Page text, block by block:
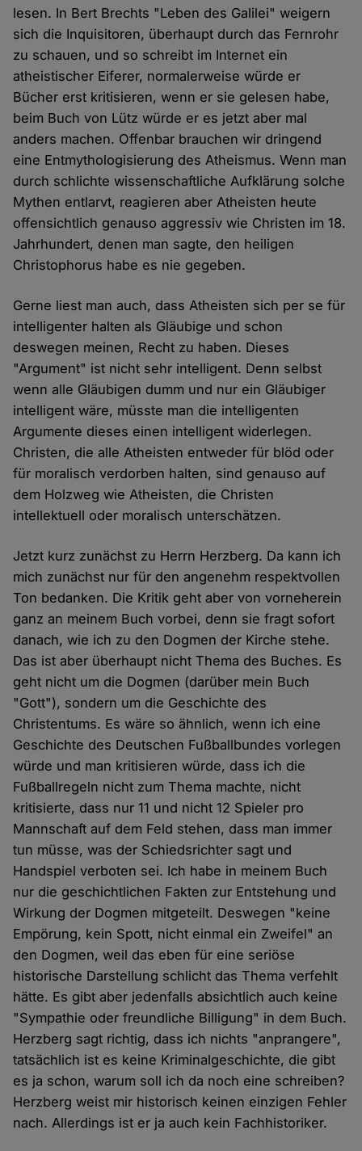
lesen. In Bert Brechts "Leben des Galilei" weigern
sich die Inquisitoren, überhaupt durch das Fernrohr
zu schauen, und so schreibt im Internet ein
atheistischer Eiferer, normalerweise würde er
Bücher erst kritisieren, wenn er sie gelesen habe,
beim Buch von Lütz würde er es jetzt aber mal
anders machen. Offenbar brauchen wir dringend
eine Entmythologisierung des Atheismus. Wenn man
durch schlichte wissenschaftliche Aufklärung solche
Mythen entlarvt, reagieren aber Atheisten heute
offensichtlich genauso aggressiv wie Christen im 18.
Jahrhundert, denen man sagte, den heiligen
Christophorus habe es nie gegeben.
Gerne liest man auch, dass Atheisten sich per se für
intelligenter halten als Gläubige und schon
deswegen meinen, Recht zu haben. Dieses
"Argument" ist nicht sehr intelligent. Denn selbst
wenn alle Gläubigen dumm und nur ein Gläubiger
intelligent wäre, müsste man die intelligenten
Argumente dieses einen intelligent widerlegen.
Christen, die alle Atheisten entweder für blöd oder
für moralisch verdorben halten, sind genauso auf
dem Holzweg wie Atheisten, die Christen
intellektuell oder moralisch unterschätzen.
Jetzt kurz zunächst zu Herrn Herzberg. Da kann ich
mich zunächst nur für den angenehm respektvollen
Ton bedanken. Die Kritik geht aber von vorneherein
ganz an meinem Buch vorbei, denn sie fragt sofort
danach, wie ich zu den Dogmen der Kirche stehe.
Das ist aber überhaupt nicht Thema des Buches. Es
geht nicht um die Dogmen (darüber mein Buch
"Gott"), sondern um die Geschichte des
Christentums. Es wäre so ähnlich, wenn ich eine
Geschichte des Deutschen Fußballbundes vorlegen
würde und man kritisieren würde, dass ich die
Fußballregeln nicht zum Thema machte, nicht
kritisierte, dass nur 11 und nicht 12 Spieler pro
Mannschaft auf dem Feld stehen, dass man immer
tun müsse, was der Schiedsrichter sagt und
Handspiel verboten sei. Ich habe in meinem Buch
nur die geschichtlichen Fakten zur Entstehung und
Wirkung der Dogmen mitgeteilt. Deswegen "keine
Empörung, kein Spott, nicht einmal ein Zweifel" an
den Dogmen, weil das eben für eine seriöse
historische Darstellung schlicht das Thema verfehlt
hätte. Es gibt aber jedenfalls absichtlich auch keine
"Sympathie oder freundliche Billigung" in dem Buch.
Herzberg sagt richtig, dass ich nichts "anprangere",
tatsächlich ist es keine Kriminalgeschichte, die gibt
es ja schon, warum soll ich da noch eine schreiben?
Herzberg weist mir historisch keinen einzigen Fehler
nach. Allerdings ist er ja auch kein Fachhistoriker.